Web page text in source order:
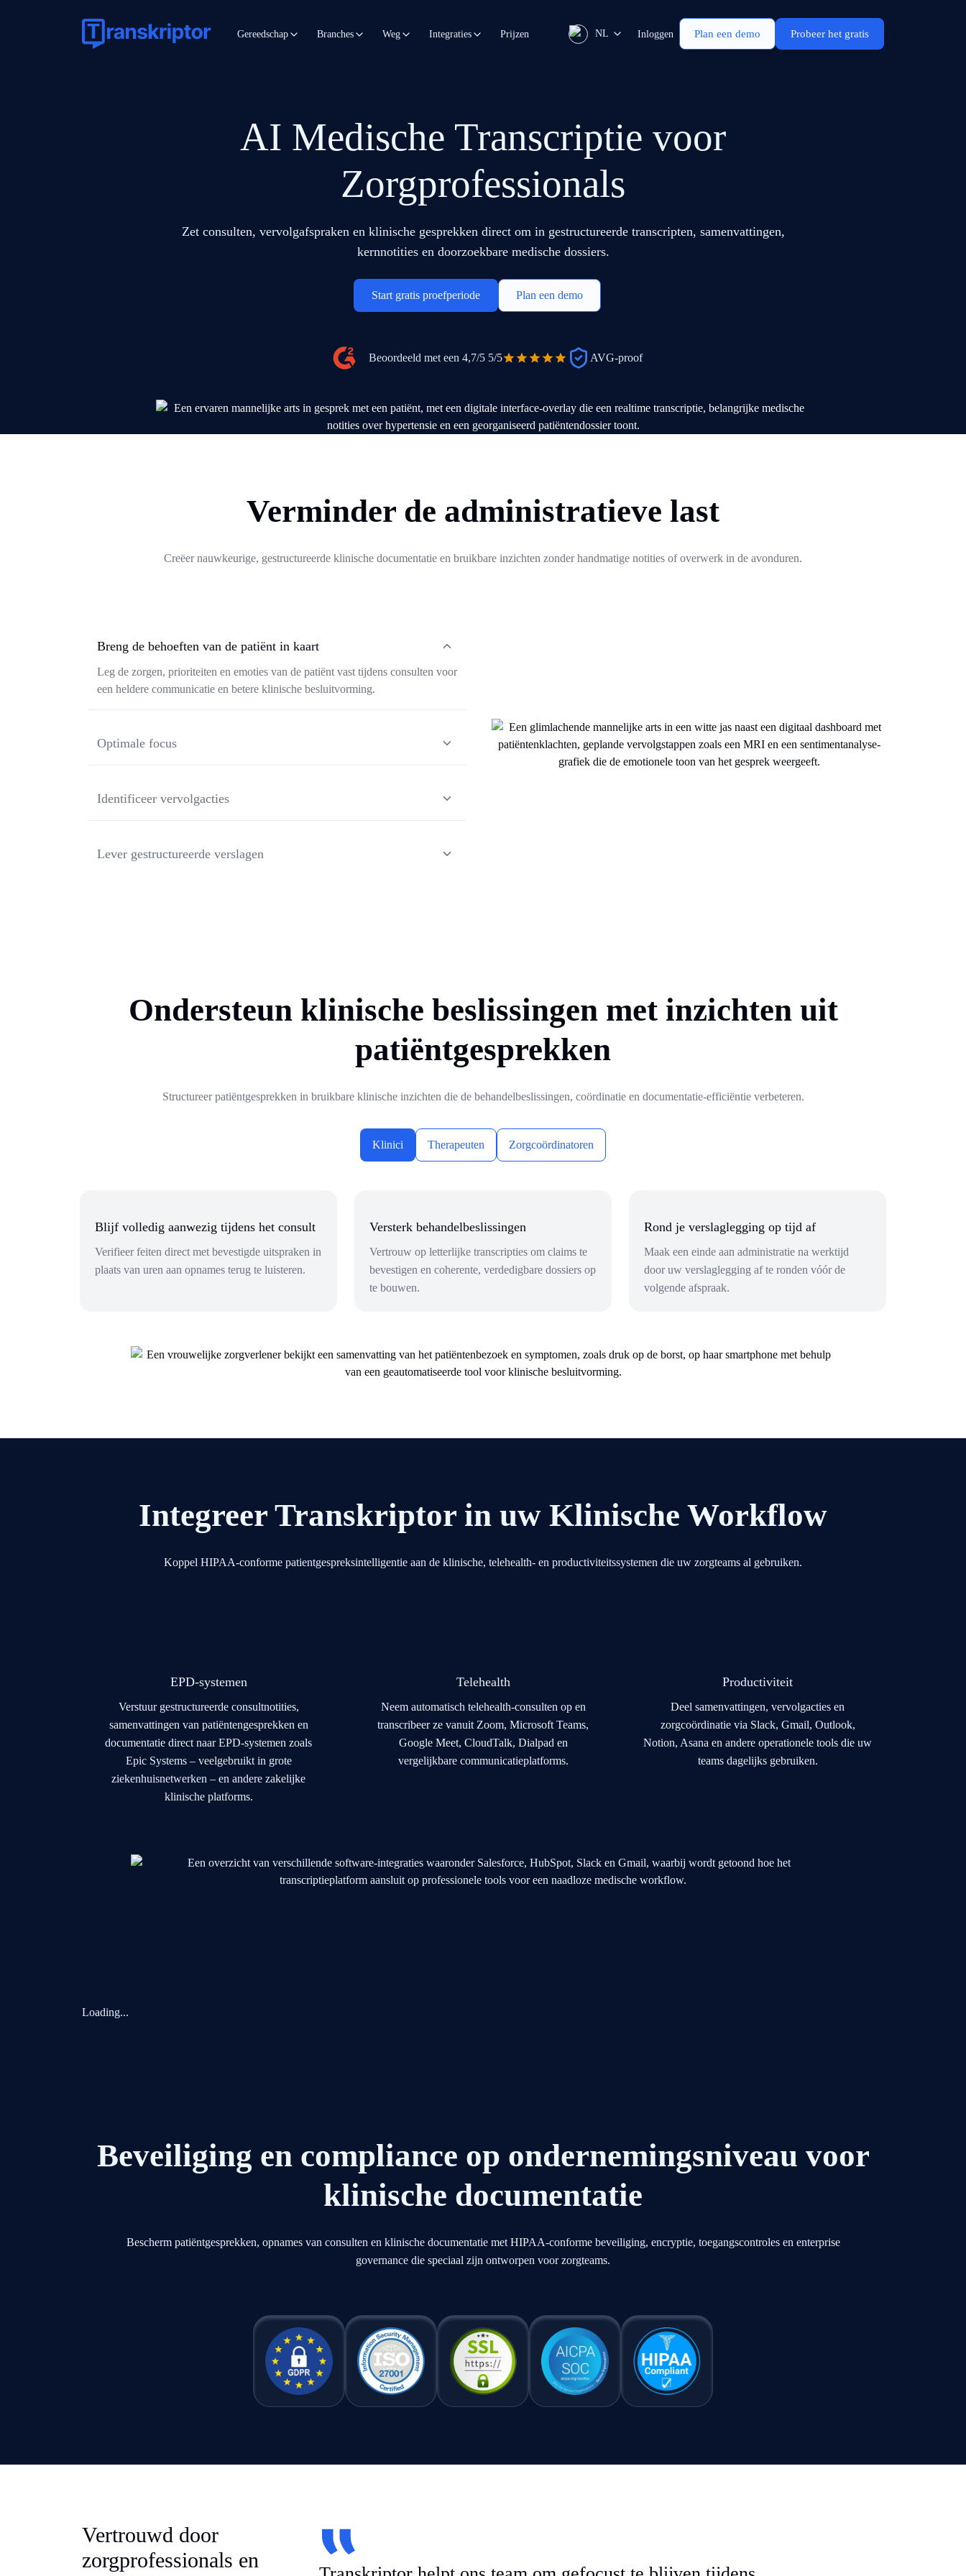
Gereedschap Branches Weg Integraties Prijzen NL Inloggen Plan een demo Probeer het gratis
AI Medische Transcriptie voor
Zorgprofessionals
Zet consulten, vervolgafspraken en klinische gesprekken direct om in gestructureerde transcripten, samenvattingen,
kernnotities en doorzoekbare medische dossiers.
Start gratis proefperiode Plan een demo
Beoordeeld met een 4,7/55/5 AVG-proof
Verminder de administratieve last
Creëer nauwkeurige, gestructureerde klinische documentatie en bruikbare inzichten zonder handmatige notities of overwerk in de avonduren.
Breng de behoeften van de patiënt in kaart
Leg de zorgen, prioriteiten en emoties van de patiënt vast tijdens consulten voor
een heldere communicatie en betere klinische besluitvorming.
Optimale focus
Identificeer vervolgacties
Lever gestructureerde verslagen
Ondersteun klinische beslissingen met inzichten uit
patiëntgesprekken
Structureer patiëntgesprekken in bruikbare klinische inzichten die de behandelbeslissingen, coördinatie en documentatie-efficiëntie verbeteren.
Klinici Therapeuten Zorgcoördinatoren
Blijf volledig aanwezig tijdens het consult
Verifieer feiten direct met bevestigde uitspraken in
plaats van uren aan opnames terug te luisteren.
Versterk behandelbeslissingen
Vertrouw op letterlijke transcripties om claims te
bevestigen en coherente, verdedigbare dossiers op
te bouwen.
Rond je verslaglegging op tijd af
Maak een einde aan administratie na werktijd
door uw verslaglegging af te ronden vóór de
volgende afspraak.
Integreer Transkriptor in uw Klinische Workflow
Koppel HIPAA-conforme patientgespreksintelligentie aan de klinische, telehealth- en productiviteitssystemen die uw zorgteams al gebruiken.
EPD-systemen
Verstuur gestructureerde consultnotities,
samenvattingen van patiëntengesprekken en
documentatie direct naar EPD-systemen zoals
Epic Systems – veelgebruikt in grote
ziekenhuisnetwerken – en andere zakelijke
klinische platforms.
Telehealth
Neem automatisch telehealth-consulten op en
transcribeer ze vanuit Zoom, Microsoft Teams,
Google Meet, CloudTalk, Dialpad en
vergelijkbare communicatieplatforms.
Productiviteit
Deel samenvattingen, vervolgacties en
zorgcoördinatie via Slack, Gmail, Outlook,
Notion, Asana en andere operationele tools die uw
teams dagelijks gebruiken.
Loading...
Beveiliging en compliance op ondernemingsniveau voor
klinische documentatie
Bescherm patiëntgesprekken, opnames van consulten en klinische documentatie met HIPAA-conforme beveiliging, encryptie, toegangscontroles en enterprise
governance die speciaal zijn ontworpen voor zorgteams.
Vertrouwd door
zorgprofessionals en